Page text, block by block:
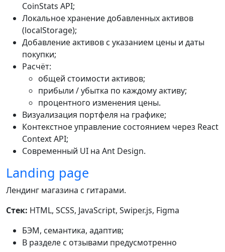
CoinStats API;
Локальное хранение добавленных активов
(localStorage);
Добавление активов с указанием цены и даты
покупки;
Расчёт:
общей стоимости активов;
прибыли / убытка по каждому активу;
процентного изменения цены.
Визуализация портфеля на графике;
Контекстное управление состоянием через React
Context API;
Современный UI на Ant Design.
Landing page
Лендинг магазина с гитарами.
Стек: HTML, SCSS, JavaScript, Swiper.js, Figma
БЭМ, семантика, адаптив;
В разделе с отзывами предусмотренно